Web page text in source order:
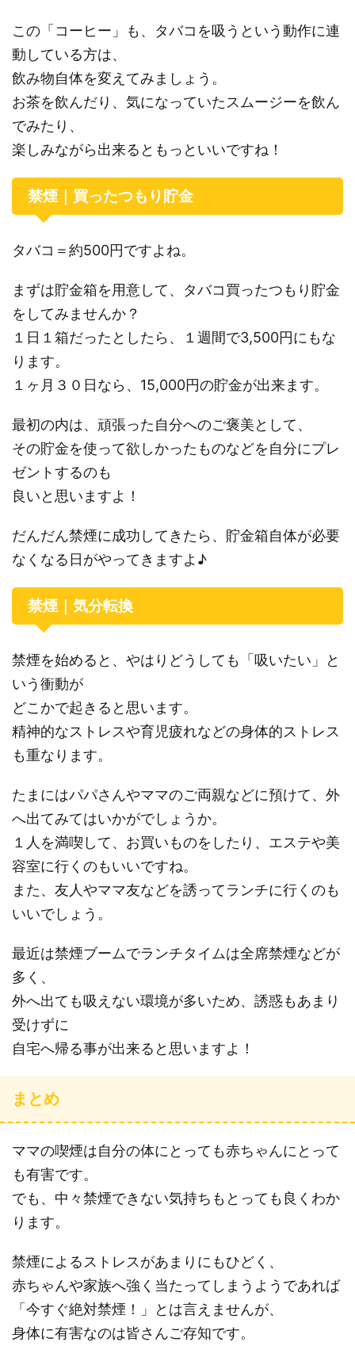
この「コーヒー」も、タバコを吸うという動作に連
動している方は、
飲み物自体を変えてみましょう。
お茶を飲んだり、気になっていたスムージーを飲ん
でみたり、
楽しみながら出来るともっといいですね！
禁煙｜買ったつもり貯金
タバコ＝約500円ですよね。
まずは貯金箱を用意して、タバコ買ったつもり貯金
をしてみませんか？
１日１箱だったとしたら、１週間で3,500円にもな
ります。
１ヶ月３０日なら、15,000円の貯金が出来ます。
最初の内は、頑張った自分へのご褒美として、
その貯金を使って欲しかったものなどを自分にプレ
ゼントするのも
良いと思いますよ！
だんだん禁煙に成功してきたら、貯金箱自体が必要
なくなる日がやってきますよ♪
禁煙｜気分転換
禁煙を始めると、やはりどうしても「吸いたい」と
いう衝動が
どこかで起きると思います。
精神的なストレスや育児疲れなどの身体的ストレス
も重なります。
たまにはパパさんやママのご両親などに預けて、外
へ出てみてはいかがでしょうか。
１人を満喫して、お買いものをしたり、エステや美
容室に行くのもいいですね。
また、友人やママ友などを誘ってランチに行くのも
いいでしょう。
最近は禁煙ブームでランチタイムは全席禁煙などが
多く、
外へ出ても吸えない環境が多いため、誘惑もあまり
受けずに
自宅へ帰る事が出来ると思いますよ！
まとめ
ママの喫煙は自分の体にとっても赤ちゃんにとって
も有害です。
でも、中々禁煙できない気持ちもとっても良くわか
ります。
禁煙によるストレスがあまりにもひどく、
赤ちゃんや家族へ強く当たってしまうようであれば
「今すぐ絶対禁煙！」とは言えませんが、
身体に有害なのは皆さんご存知です。